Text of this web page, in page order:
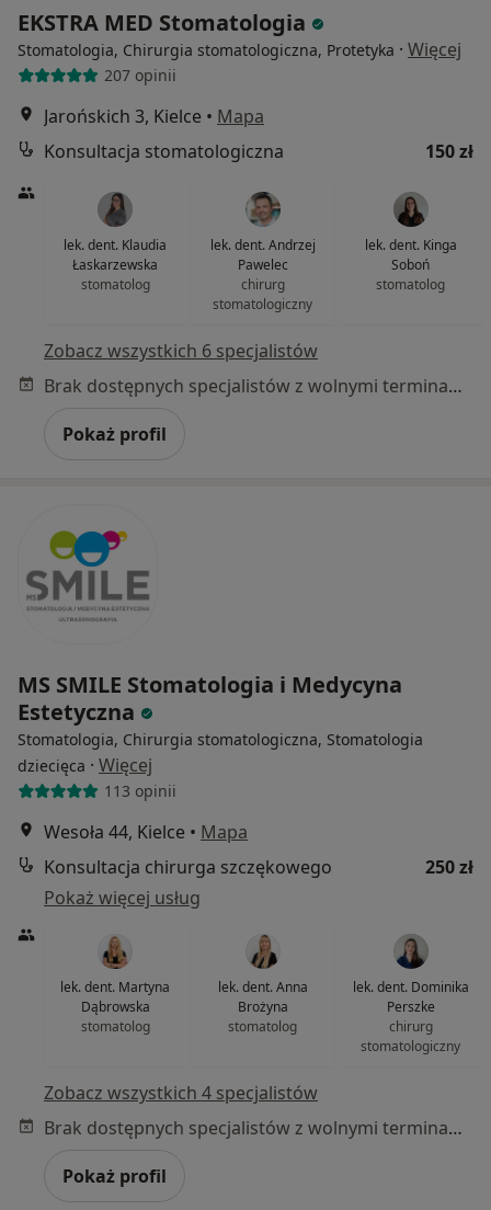
EKSTRA MED Stomatologia
Stomatologia, Chirurgia stomatologiczna, Protetyka · Więcej
207 opinii
Jarońskich 3, Kielce • Mapa
Konsultacja stomatologiczna
150 zł
lek. dent. Klaudia
Łaskarzewska
stomatolog
lek. dent. Andrzej
Pawelec
chirurg
stomatologiczny
lek. dent. Kinga
Soboń
stomatolog
Zobacz wszystkich 6 specjalistów
Brak dostępnych specjalistów z wolnymi terminami w tym centrum medycznym.
Pokaż profil
MS SMILE Stomatologia i Medycyna
Estetyczna
Stomatologia, Chirurgia stomatologiczna, Stomatologia
dziecięca · Więcej
113 opinii
Wesoła 44, Kielce • Mapa
Konsultacja chirurga szczękowego
250 zł
Pokaż więcej usług
lek. dent. Martyna
Dąbrowska
stomatolog
lek. dent. Anna
Brożyna
stomatolog
lek. dent. Dominika
Perszke
chirurg
stomatologiczny
Zobacz wszystkich 4 specjalistów
Brak dostępnych specjalistów z wolnymi terminami w tym centrum medycznym.
Pokaż profil